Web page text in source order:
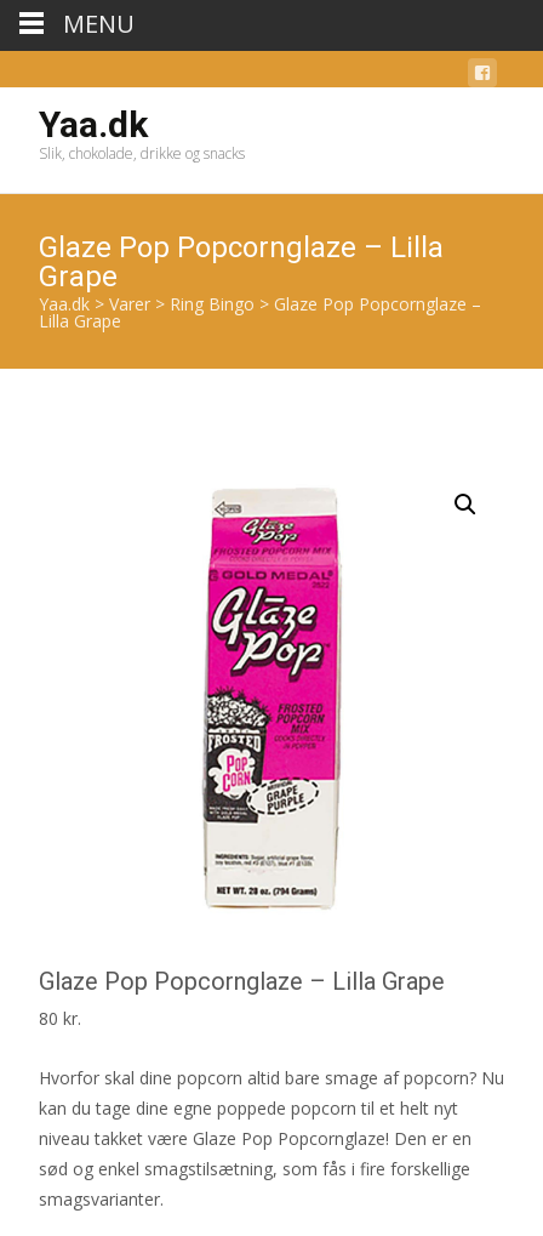
Yaa.dk
Slik, chokolade, drikke og snacks
Glaze Pop Popcornglaze – Lilla
Grape
Yaa.dk > Varer > Ring Bingo > Glaze Pop Popcornglaze –
Lilla Grape
Glaze Pop Popcornglaze – Lilla Grape
80 kr.
Hvorfor skal dine popcorn altid bare smage af popcorn? Nu
kan du tage dine egne poppede popcorn til et helt nyt
niveau takket være Glaze Pop Popcornglaze! Den er en
sød og enkel smagstilsætning, som fås i fire forskellige
smagsvarianter.
MENU